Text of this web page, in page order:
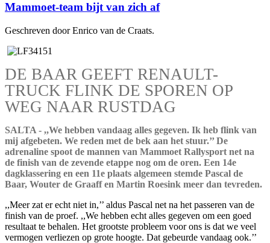
Mammoet-team bijt van zich af
Geschreven door Enrico van de Craats.
DE BAAR GEEFT RENAULT-
TRUCK FLINK DE SPOREN OP
WEG NAAR RUSTDAG
SALTA - ,,We hebben vandaag alles gegeven. Ik heb flink van
mij afgebeten. We reden met de bek aan het stuur.’’ De
adrenaline spoot de mannen van Mammoet Rallysport net na
de finish van de zevende etappe nog om de oren. Een 14e
dagklassering en een 11e plaats algemeen stemde Pascal de
Baar, Wouter de Graaff en Martin Roesink meer dan tevreden.
,,Meer zat er echt niet in,’’ aldus Pascal net na het passeren van de
finish van de proef. ,,We hebben echt alles gegeven om een goed
resultaat te behalen. Het grootste probleem voor ons is dat we veel
vermogen verliezen op grote hoogte. Dat gebeurde vandaag ook.’’